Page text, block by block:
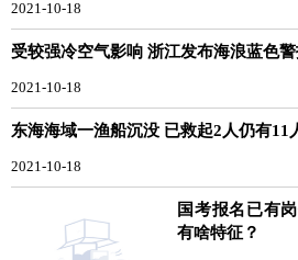
2021-10-18
受较强冷空气影响 浙江发布海浪蓝色
2021-10-18
东海海域一渔船沉没 已救起2人仍有11
2021-10-18
国考报名已有
有啥特征？